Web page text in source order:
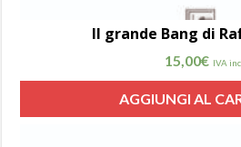
Il grande Bang di
15,00€ IVA
AGGIUNGI AL